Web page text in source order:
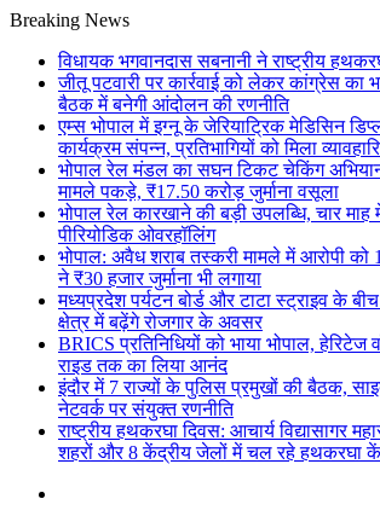
Breaking News
विधायक भगवानदास सबनानी ने राष्ट्रीय
जीतू पटवारी पर कार्रवाई को लेकर कांग्रेस का
बैठक में बनेगी आंदोलन की रणनीति
एम्स भोपाल में इग्नू के जेरियाट्रिक मेडिसिन
कार्यक्रम संपन्न, प्रतिभागियों को मिला
भोपाल रेल मंडल का सघन टिकट चेकिंग
मामले पकड़े, ₹17.50 करोड़ जुर्माना वसूला
भोपाल रेल कारखाने की बड़ी उपलब्धि, चार माह
पीरियोडिक ओवरहॉलिंग
भोपाल: अवैध शराब तस्करी मामले में आरोपी को
ने ₹30 हजार जुर्माना भी लगाया
मध्यप्रदेश पर्यटन बोर्ड और टाटा स्ट्राइव के
क्षेत्र में बढ़ेंगे रोजगार के अवसर
BRICS प्रतिनिधियों को भाया भोपाल,
राइड तक का लिया आनंद
इंदौर में 7 राज्यों के पुलिस प्रमुखों की बैठक,
नेटवर्क पर संयुक्त रणनीति
राष्ट्रीय हथकरघा दिवस: आचार्य विद्यासागर
शहरों और 8 केंद्रीय जेलों में चल रहे हथकरघा